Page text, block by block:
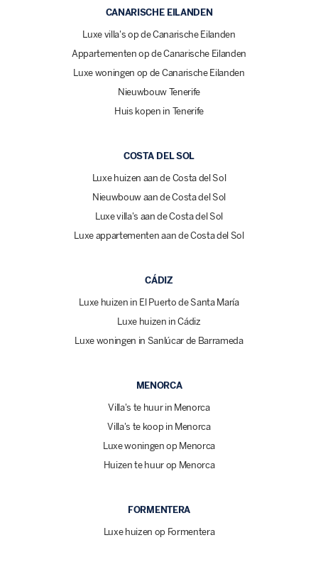
CANARISCHE EILANDEN
Luxe villa's op de Canarische Eilanden
Appartementen op de Canarische Eilanden
Luxe woningen op de Canarische Eilanden
Nieuwbouw Tenerife
Huis kopen in Tenerife
COSTA DEL SOL
Luxe huizen aan de Costa del Sol
Nieuwbouw aan de Costa del Sol
Luxe villa's aan de Costa del Sol
Luxe appartementen aan de Costa del Sol
CÁDIZ
Luxe huizen in El Puerto de Santa María
Luxe huizen in Cádiz
Luxe woningen in Sanlúcar de Barrameda
MENORCA
Villa's te huur in Menorca
Villa's te koop in Menorca
Luxe woningen op Menorca
Huizen te huur op Menorca
FORMENTERA
Luxe huizen op Formentera